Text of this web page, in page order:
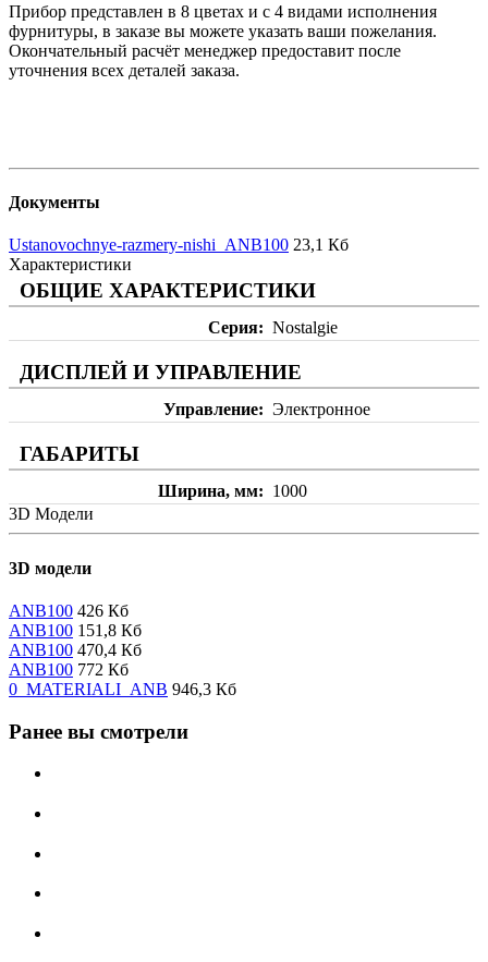
Прибор представлен в 8 цветах и с 4 видами исполнения
фурнитуры, в заказе вы можете указать ваши пожелания.
Окончательный расчёт менеджер предоставит после
уточнения всех деталей заказа.
Документы
Ustanovochnye-razmery-nishi_ANB100 23,1 Кб
Характеристики
ОБЩИЕ ХАРАКТЕРИСТИКИ
Серия Nostalgie
ДИСПЛЕЙ И УПРАВЛЕНИЕ
Управление Электронное
ГАБАРИТЫ
Ширина, мм
1000
3D Модели
3D модели
ANB100 426 Кб
ANB100 151,8 Кб
ANB100 470,4 Кб
ANB100 772 Кб
0_MATERIALI_ANB 946,3 Кб
Ранее вы смотрели